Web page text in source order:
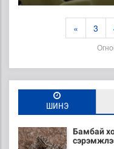
« 3
ШИНЭ
Бамбай